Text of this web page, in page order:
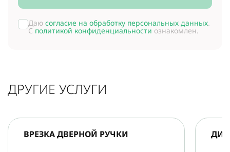
Даю согласие на обработку персональных данных.
С политикой конфиденциальности ознакомлен.
ДРУГИЕ УСЛУГИ
ВРЕЗКА ДВЕРНОЙ РУЧКИ